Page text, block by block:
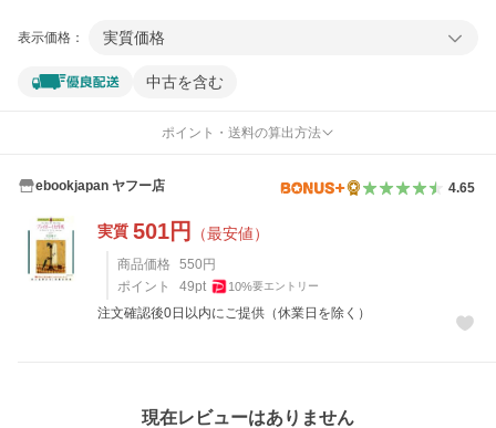
表示価格： 実質価格
中古を含む
ポイント・送料の算出方法
ebookjapan ヤフー店 4.65
実質 501円 （最安値）
商品価格 550 円
ポイント
49pt 10%要エントリー
注文確認後0日以内にご提供（休業日を除く）
現在レビューはありません